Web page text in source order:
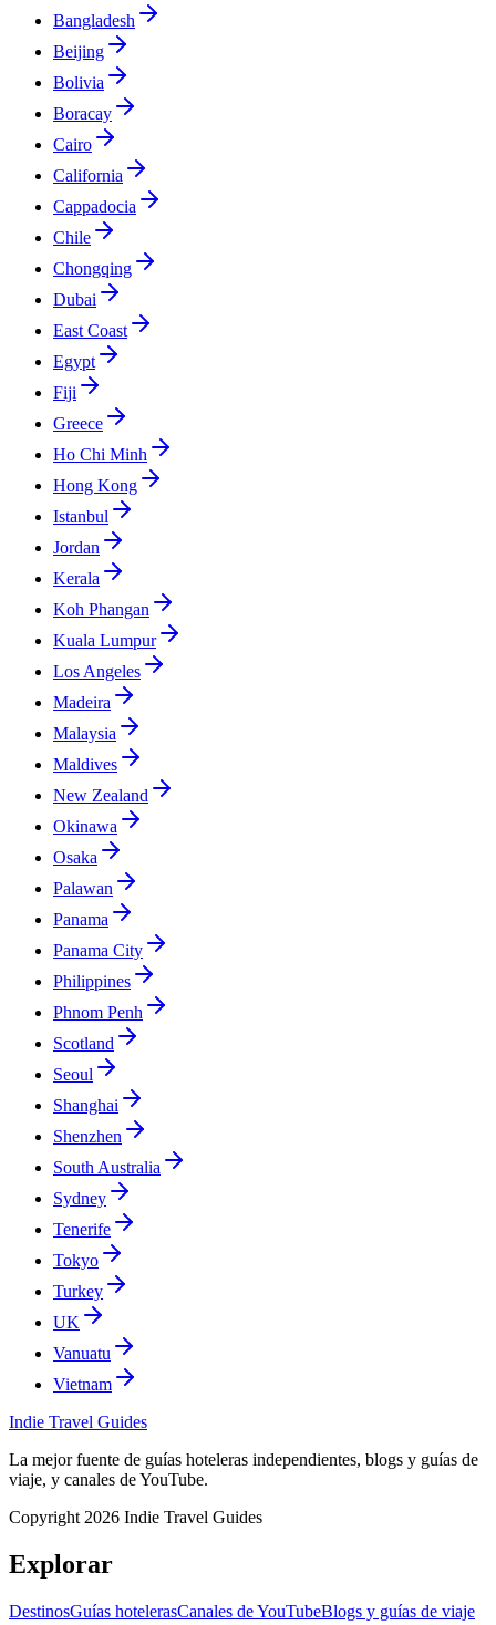
Bangladesh
Beijing
Bolivia
Boracay
Cairo
California
Cappadocia
Chile
Chongqing
Dubai
East Coast
Egypt
Fiji
Greece
Ho Chi Minh
Hong Kong
Istanbul
Jordan
Kerala
Koh Phangan
Kuala Lumpur
Los Angeles
Madeira
Malaysia
Maldives
New Zealand
Okinawa
Osaka
Palawan
Panama
Panama City
Philippines
Phnom Penh
Scotland
Seoul
Shanghai
Shenzhen
South Australia
Sydney
Tenerife
Tokyo
Turkey
UK
Vanuatu
Vietnam
Indie Travel Guides
La mejor fuente de guías hoteleras independientes, blogs y guías de
viaje, y canales de YouTube.
Copyright 2026 Indie Travel Guides
Explorar
DestinosGuías hotelerasCanales de YouTubeBlogs y guías de viaje